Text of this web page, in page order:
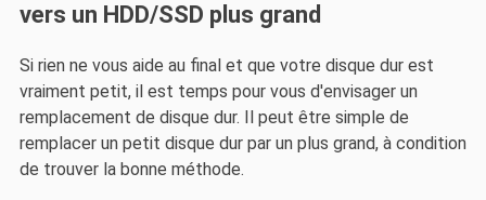
vers un HDD/SSD plus grand
Si rien ne vous aide au final et que votre disque dur est
vraiment petit, il est temps pour vous d'envisager un
remplacement de disque dur. Il peut être simple de
remplacer un petit disque dur par un plus grand, à condition
de trouver la bonne méthode.